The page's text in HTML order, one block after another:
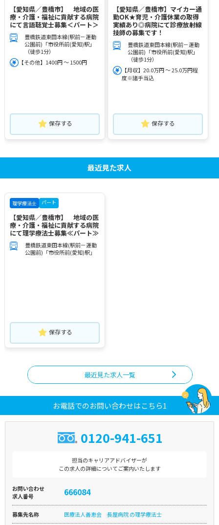
【愛知県／豊橋市】 地域の医
療・介護・福祉に貢献する病院
にて言語聴覚士募集＜パート＞
豊橋鉄道東田本線(駅前－運動
公園前)「市役所前(愛知)駅」
（徒歩1分）
【その他】1400円 ～ 1500円
保存する
【愛知県／豊橋市】マイカー通
勤OK★育児・介護休業の取得
実績あり◎病院にて診療放射線
技師の募集です！
豊橋鉄道東田本線(駅前－運動
公園前)「市役所前(愛知)駅」
（徒歩1分）
【月収】20.0万円 ～ 25.0万円程
度※諸手当込
保存する
最近見た求人
理学療法士 パート
【愛知県／豊橋市】 地域の医
療・介護・福祉に貢献する病院
にて理学療法士募集≪パート≫
豊橋鉄道東田本線(駅前－運動
公園前)「市役所前(愛知)駅」
保存する
最近見た求人一覧
お電話でのお問い合わせはこちら1
0120-941-651
担当のキャリアアドバイザーが
この求人の詳細についてご案内いたします
お問い合わせ
求人番号
666084
募集先名称 医療法人善恵会 長屋病院 の理学療法士